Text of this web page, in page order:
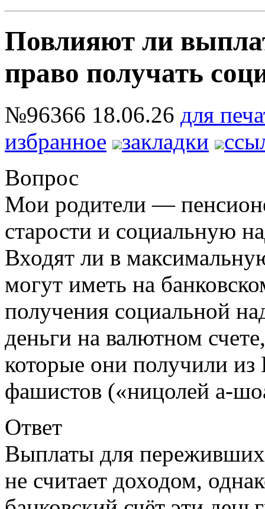
Повлияют ли
право получать
№96366 18.06.26 для
избранное
закладки
Вопрос
Мои родители —
старости и социальную
Входят ли в
могут иметь на
получения социальной
деньги на валютном
которые они получили из
фашистов («ницолей а-
Ответ
Выплаты для
не считает доходом,